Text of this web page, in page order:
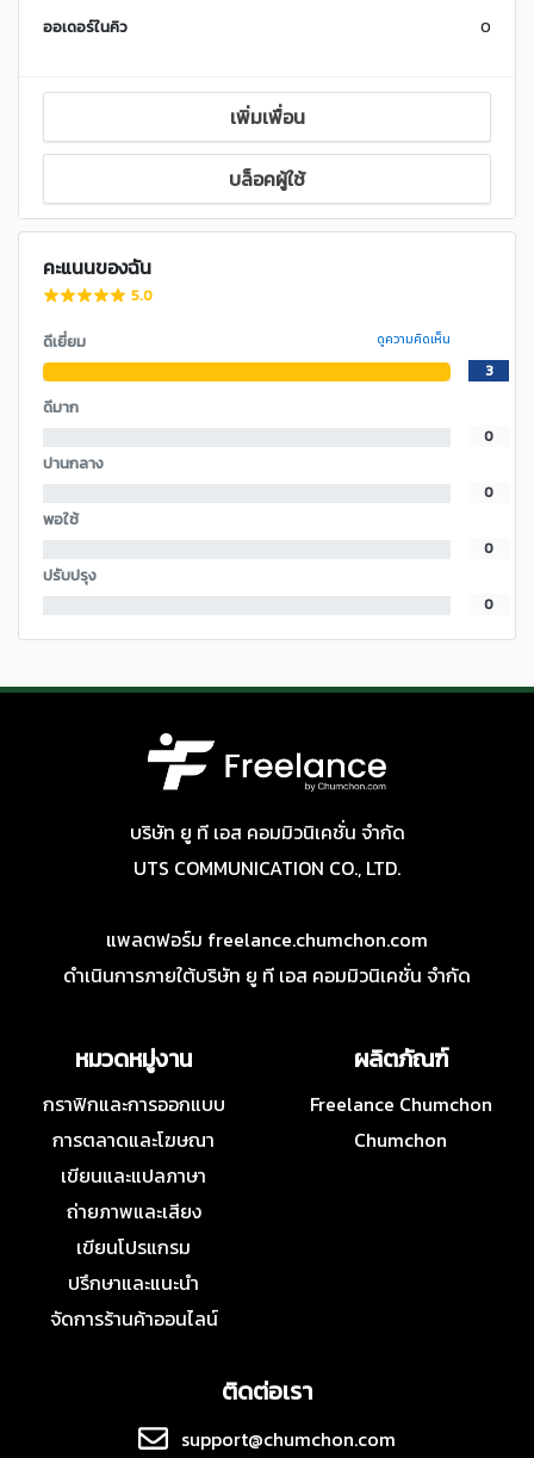
ออเดอร์ในคิว 0
เพิ่มเพื่อน
บล็อคผู้ใช้
คะแนนของฉัน
5.0
ดีเยี่ยม ดูความคิดเห็น
3
ดีมาก
0
ปานกลาง
0
พอใช้
0
ปรับปรุง
0
บริษัท ยู ที เอส คอมมิวนิเคชั่น จำกัด
UTS COMMUNICATION CO., LTD.
แพลตฟอร์ม freelance.chumchon.com
ดำเนินการภายใต้บริษัท ยู ที เอส คอมมิวนิเคชั่น จำกัด
หมวดหมู่งาน
กราฟิกและการออกแบบ
การตลาดและโฆษณา
เขียนและแปลภาษา
ถ่ายภาพและเสียง
เขียนโปรแกรม
ปรึกษาและแนะนำ
จัดการร้านค้าออนไลน์
ผลิตภัณฑ์
Freelance Chumchon
Chumchon
ติดต่อเรา
support@chumchon.com